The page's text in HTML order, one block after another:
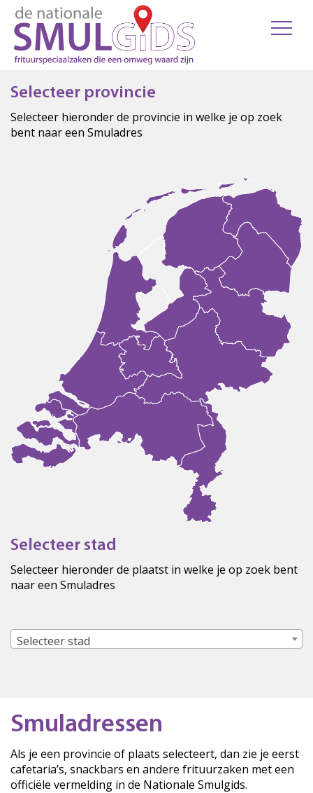
Selecteer provincie
Selecteer hieronder de provincie in welke je op zoek
bent naar een Smuladres
Selecteer stad
Selecteer hieronder de plaatst in welke je op zoek bent
naar een Smuladres
Selecteer stad
Smuladressen
Als je een provincie of plaats selecteert, dan zie je eerst
cafetaria’s, snackbars en andere frituurzaken met een
officiële vermelding in de Nationale Smulgids.